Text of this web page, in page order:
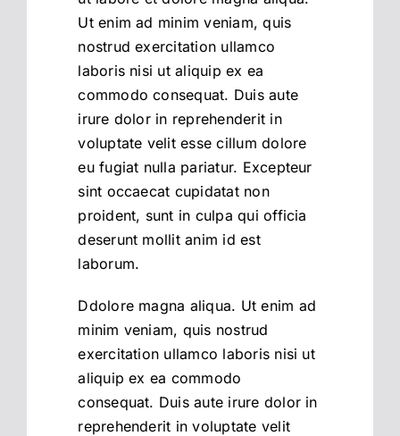
Ut enim ad minim veniam, quis
nostrud exercitation ullamco
laboris nisi ut aliquip ex ea
commodo consequat. Duis aute
irure dolor in reprehenderit in
voluptate velit esse cillum dolore
eu fugiat nulla pariatur. Excepteur
sint occaecat cupidatat non
proident, sunt in culpa qui officia
deserunt mollit anim id est
laborum.
Ddolore magna aliqua. Ut enim ad
minim veniam, quis nostrud
exercitation ullamco laboris nisi ut
aliquip ex ea commodo
consequat. Duis aute irure dolor in
reprehenderit in voluptate velit